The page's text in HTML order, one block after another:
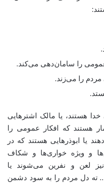
را سامان‌دهی می‌کند.
را می‌زند.
هستند، یا مالک اشترهایی
هستند که افکار عمومی را
یا ابوذرهایی هستند که در
و ویژه خواری‌ها و شکاف
لعن و نفرین می‌شوند یا
ته دل مردم را به سود دشمن